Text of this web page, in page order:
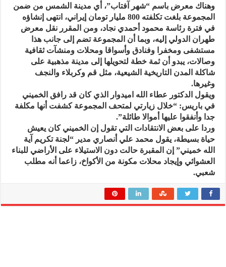
وهناك معرض باسم “شهر آفتاب”، أي مدينة الشمس من ضمن
المجموعة بلغت تكلفته 800 مليار تومان إيراني، انتهى إنشاؤه
في فترة رئاسة محمود أحمدي نجاد، ومن المقرر نقل معرض
طهران الدولي إليه، وبما أن المجموعة تضم إلى جانب هذا
مستشفى ومخفرا وفنادق وأسواقا ومحلات ومنشآت ثقافية
وصالات، يبدو أن ثمة خطة لتحويلها إلى مدينة مذهبية على
شاكلة المدن التاريخية الشيعية، مثل قم وكربلاء والنجف
وغيرها.
ويقول الدكتور عطاء الله اميدوار الذي كان قد رافق الخميني
في باريس: “خلال زيارتي لمتحف المجموعة كشفت أنها مكلفة
جدا وأنفقوا عليها أموالا طائلة”.
وردا على بعض الانتقادات التي تقول إن الخميني كان يعيش
حياة بسيطة، يقول محمد علي أنصاري مدير “لجنة تكريم آية
الله خميني” إن المقبرة حالت دون الاستيلاء على الأراضي للبناء
العشوائي وإيجاد محلات مكونة من الأكواخ، زاعما أنه مطلب
شعبي.